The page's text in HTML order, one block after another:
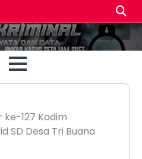
Beranda
ke-127 Kodim
SD Desa Tri Buana